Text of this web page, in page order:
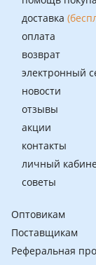
доставка
оплата
возврат
электронный
новости
отзывы
акции
контакты
личный
советы
Оптовикам
Поставщикам
Реферальная